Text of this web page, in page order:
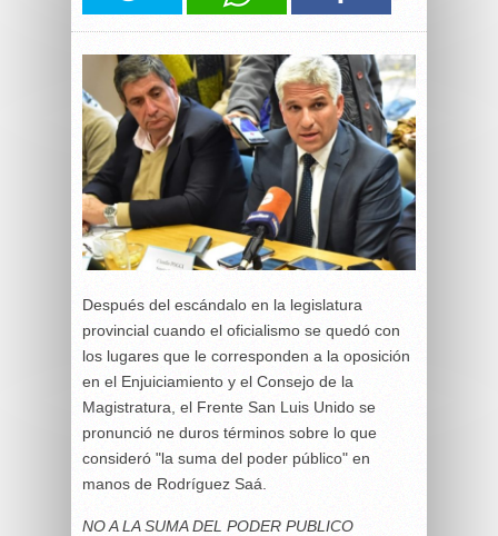
Después del escándalo en la legislatura
provincial cuando el oficialismo se quedó con
los lugares que le corresponden a la oposición
en el Enjuiciamiento y el Consejo de la
Magistratura, el Frente San Luis Unido se
pronunció ne duros términos sobre lo que
consideró "la suma del poder público" en
manos de Rodríguez Saá.
NO A LA SUMA DEL PODER PUBLICO